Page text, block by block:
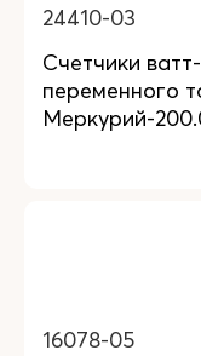
24410-03
Счетчики
переменного
Меркурий-
16078-05